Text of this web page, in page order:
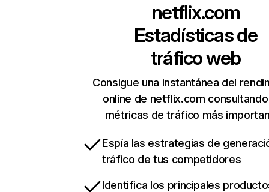
netflix.com
Estadísticas de
tráfico web
Consigue una instantánea del
online de netflix.com
métricas de tráfico más
Espía las estrategias de
tráfico de tus competidores
Identifica los principales